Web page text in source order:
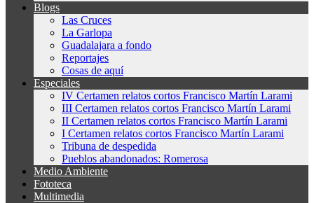
Blogs
Las Cruces
La Garlopa
Guadalajara a fondo
Reportajes
Cosas de aquí
Especiales
IV Certamen relatos cortos Francisco Martín Larami
III Certamen relatos cortos Francisco Martín Larami
II Certamen relatos cortos Francisco Martín Larami
I Certamen relatos cortos Francisco Martín Larami
Tribuna de despedida
Pueblos abandonados: Romerosa
Medio Ambiente
Fototeca
Multimedia